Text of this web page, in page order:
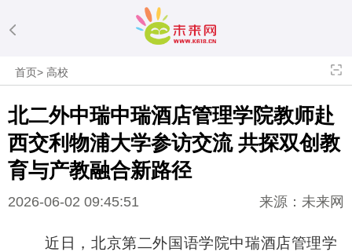
首页>高校
​北二外中瑞中瑞酒店管理学院教师赴
西交利物浦大学参访交流 共探双创教
育与产教融合新路径
2026-06-02 09:45:51 来源：未来网
近日，北京第二外国语学院中瑞酒店管理学